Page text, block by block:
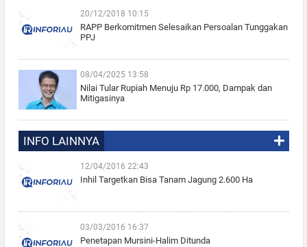
20/12/2018 10:15
RAPP Berkomitmen Selesaikan Persoalan Tunggakan
PPJ
08/04/2025 13:58
Nilai Tular Rupiah Menuju Rp 17.000, Dampak dan
Mitigasinya
INFO LAINNYA
12/04/2016 22:43
Inhil Targetkan Bisa Tanam Jagung 2.600 Ha
03/03/2016 16:37
Penetapan Mursini-Halim Ditunda